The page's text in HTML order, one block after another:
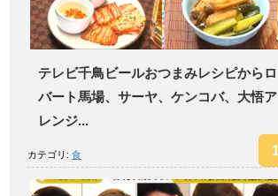
テレビ千鳥ビールおつまみレシピからロ
バート馬場、サーヤ、ケンコバ、大悟ア
レンジ...
カテゴリ: 食